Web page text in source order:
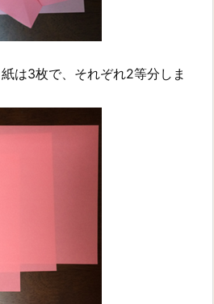
は3枚で、それぞれ2等分しま